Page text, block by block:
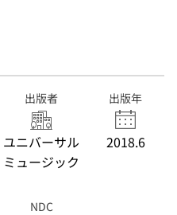
出版者
ユニバーサル
ミュージック
出版年
2018.6
NDC